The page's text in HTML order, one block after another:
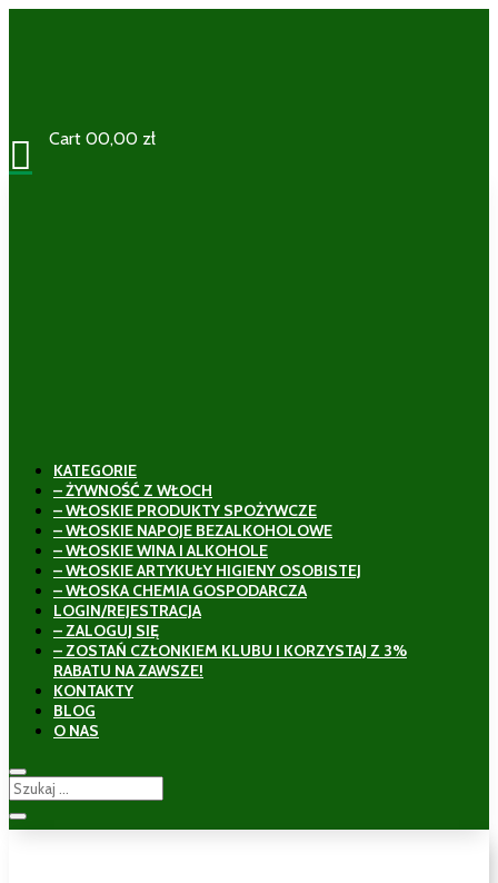
 Cart 00,00 zł
KATEGORIE
– ŻYWNOŚĆ Z WŁOCH
– WŁOSKIE PRODUKTY SPOŻYWCZE
– WŁOSKIE NAPOJE BEZALKOHOLOWE
– WŁOSKIE WINA I ALKOHOLE
– WŁOSKIE ARTYKUŁY HIGIENY OSOBISTEJ
– WŁOSKA CHEMIA GOSPODARCZA
LOGIN/REJESTRACJA
– ZALOGUJ SIĘ
– ZOSTAŃ CZŁONKIEM KLUBU I KORZYSTAJ Z 3%
RABATU NA ZAWSZE!
KONTAKTY
BLOG
O NAS